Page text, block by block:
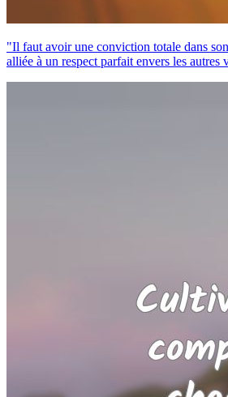
"Il faut avoir une conviction totale dans
alliée à un respect parfait envers les autres